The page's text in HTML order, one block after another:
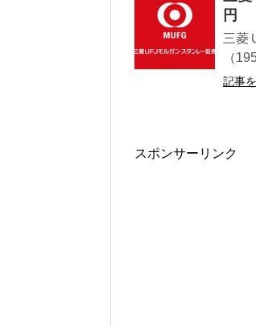
円
三菱
（
記事
スポンサーリンク